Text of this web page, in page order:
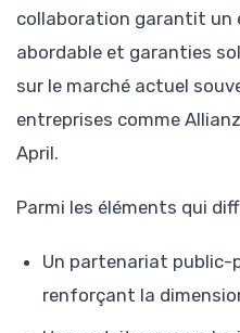
collaboration garantit un
abordable et garanties
sur le marché actuel
entreprises comme
April.
Parmi les éléments qui
Un partenariat public-
renforçant la